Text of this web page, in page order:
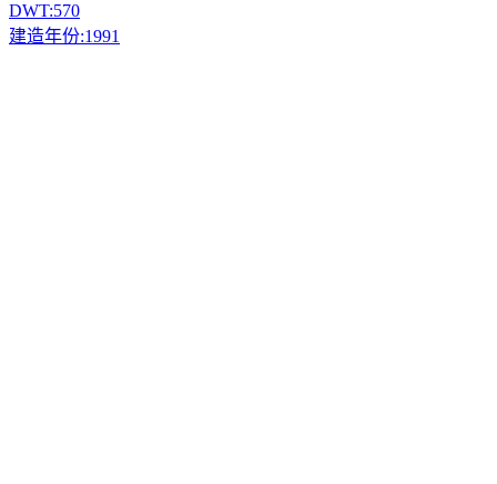
DWT:570
建造年份:1991